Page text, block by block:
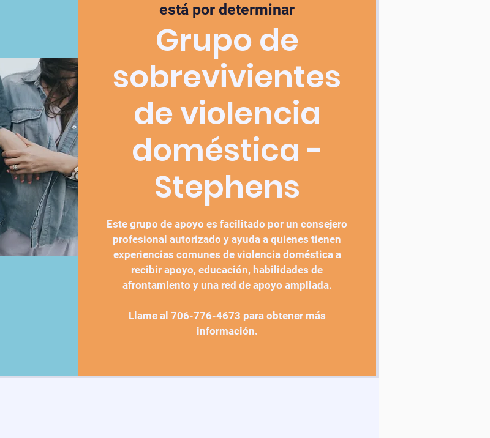
está por determinar
Grupo de
sobrevivientes
de violencia
doméstica -
Stephens
Este grupo de apoyo es facilitado por un consejero
profesional autorizado y ayuda a quienes tienen
experiencias comunes de violencia doméstica a
recibir apoyo, educación, habilidades de
afrontamiento y una red de apoyo ampliada.
Llame al 706-776-4673 para obtener más
información.